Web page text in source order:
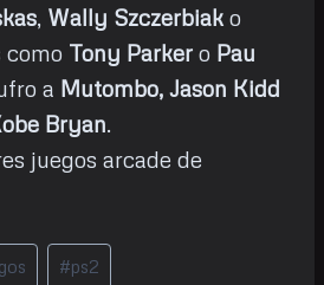
, Wally Szczerbiak o
como Tony Parker o Pau
a Mutombo, Jason Kidd
Bryan.
juegos arcade de
#ps2